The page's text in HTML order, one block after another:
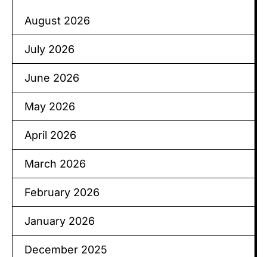
August 2026
July 2026
June 2026
May 2026
April 2026
March 2026
February 2026
January 2026
December 2025